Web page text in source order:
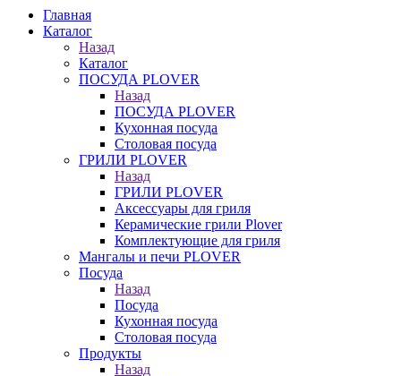
Главная
Каталог
Назад
Каталог
ПОСУДА PLOVER
Назад
ПОСУДА PLOVER
Кухонная посуда
Столовая посуда
ГРИЛИ PLOVER
Назад
ГРИЛИ PLOVER
Аксессуары для гриля
Керамические грили Plover
Комплектующие для гриля
Мангалы и печи PLOVER
Посуда
Назад
Посуда
Кухонная посуда
Столовая посуда
Продукты
Назад